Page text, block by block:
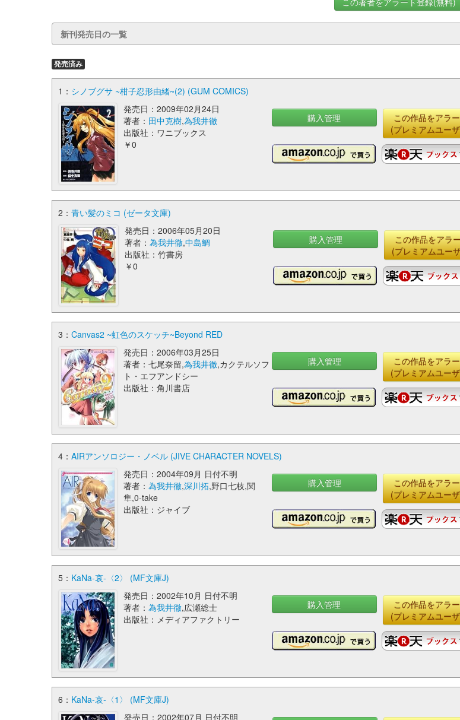
新刊発売日の一覧
発売済み
1： シノブグサ ~柑子忍形由緒~(2) (GUM COMICS)
発売日：2009年02月24日
著者： 田中克樹,為我井徹
出版社：ワニブックス
￥0
購入管理
この作品をアラ
(プレミアムユー
2： 青い髪のミコ (ゼータ文庫)
発売日：2006年05月20日
著者： 為我井徹,中島鯛
出版社：竹書房
￥0
購入管理
この作品をアラ
(プレミアムユー
3： Canvas2 ~虹色のスケッチ~Beyond RED
発売日：2006年03月25日
著者：七尾奈留,為我井徹,カクテルソフ
ト・エフアンドシー
出版社：角川書店
購入管理
この作品をアラ
(プレミアムユー
4： AIRアンソロジー・ノベル (JIVE CHARACTER NOVELS)
発売日：2004年09月 日付不明
著者：為我井徹,深川拓,野口七枝,関
隼,0‐take
出版社：ジャイブ
購入管理
この作品をアラ
(プレミアムユー
5： KaNa‐哀‐〈2〉 (MF文庫J)
発売日：2002年10月 日付不明
著者： 為我井徹,広瀬総士
出版社：メディアファクトリー
購入管理
この作品をアラ
(プレミアムユー
6： KaNa‐哀‐〈1〉 (MF文庫J)
発売日：2002年07月 日付不明